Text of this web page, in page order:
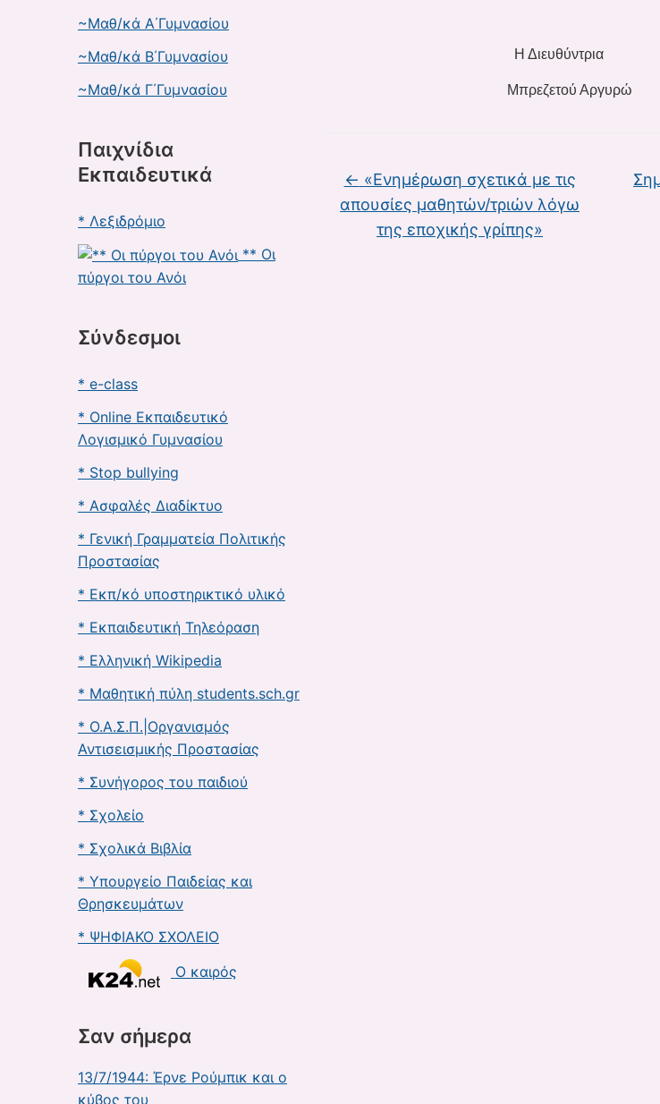
~Μαθ/κά Α΄Γυμνασίου
~Μαθ/κά Β΄Γυμνασίου
~Μαθ/κά Γ΄Γυμνασίου
Παιχνίδια
Εκπαιδευτικά
* Λεξιδρόμιο
** Οι
πύργοι του Ανόι
Σύνδεσμοι
* e-class
* Online Εκπαιδευτικό
Λογισμικό Γυμνασίου
* Stop bullying
* Ασφαλές Διαδίκτυο
* Γενική Γραμματεία Πολιτικής
Προστασίας
* Εκπ/κό υποστηρικτικό υλικό
* Εκπαιδευτική Τηλεόραση
* Ελληνική Wikipedia
* Μαθητική πύλη students.sch.gr
* Ο.Α.Σ.Π.|Οργανισμός
Αντισεισμικής Προστασίας
* Συνήγορος του παιδιού
* Σχολείο
* Σχολικά Βιβλία
* Υπουργείο Παιδείας και
Θρησκευμάτων
* ΨΗΦΙΑΚΟ ΣΧΟΛΕΙΟ
Ο καιρός
Σαν σήμερα
13/7/1944: Έρνε Ρούμπικ και ο
κύβος του
Η Διευθύντρια
Μπρεζετού Αργυρώ
← «Ενημέρωση σχετικά με τις
απουσίες μαθητών/τριών λόγω
της εποχικής γρίπης»